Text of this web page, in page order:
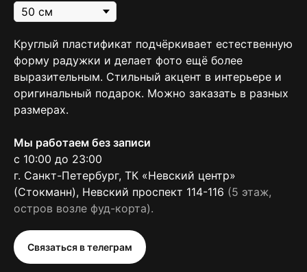
Круглый пластификат подчёркивает естественную
форму радужки и делает фото ещё более
выразительным. Стильный акцент в интерьере и
оригинальный подарок. Можно заказать в разных
размерах.
Мы работаем без записи
с 10:00 до 23:00
г. Санкт-Петербург, ТК «Невский центр»
(Стокманн), Невский проспект 114-116 (5 этаж,
остров возле фуд-корта).
Связаться в телеграм
( контакты )
Свяжитесь с нами —
и удивите себя или
близкого
г. Санкт-Петербург,
ТК «Невский центр» (Стокманн),
Невский проспект 114-116